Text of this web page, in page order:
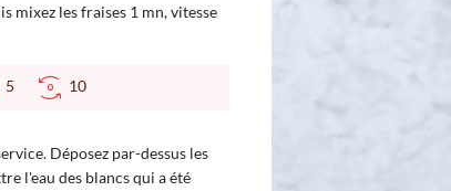
mixez les fraises 1 mn, vitesse
5 10
Déposez par-dessus les
l'eau des blancs qui a été